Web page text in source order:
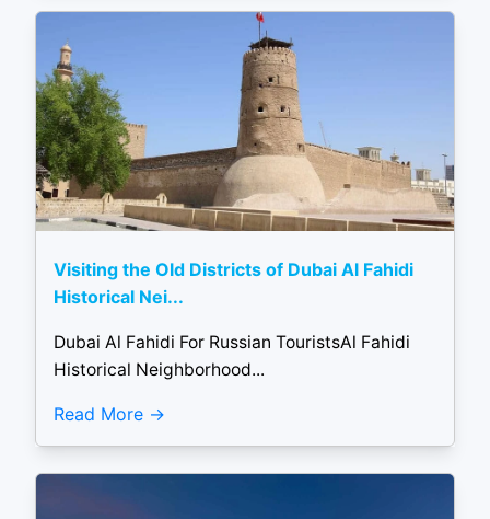
Visiting the Old Districts of Dubai Al Fahidi
Historical Nei...
Dubai Al Fahidi For Russian TouristsAl Fahidi
Historical Neighborhood...
Read More